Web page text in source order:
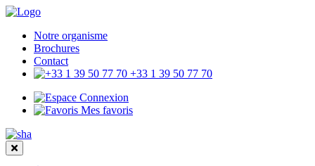
Notre organisme
Brochures
Contact
+33 1 39 50 77 70
Connexion
Mes favoris